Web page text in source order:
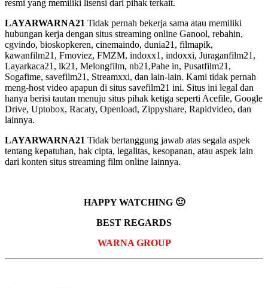
resmi yang memiliki lisensi dari pihak terkait.
LAYARWARNA21 Tidak pernah bekerja sama atau memiliki
hubungan kerja dengan situs streaming online Ganool, rebahin,
cgvindo, bioskopkeren, cinemaindo, dunia21, filmapik,
kawanfilm21, Fmoviez, FMZM, indoxx1, indoxxi, Juraganfilm21,
Layarkaca21, lk21, Melongfilm, nb21,Pahe in, Pusatfilm21,
Sogafime, savefilm21, Streamxxi, dan lain-lain. Kami tidak pernah
meng-host video apapun di situs savefilm21 ini. Situs ini legal dan
hanya berisi tautan menuju situs pihak ketiga seperti Acefile, Google
Drive, Uptobox, Racaty, Openload, Zippyshare, Rapidvideo, dan
lainnya.
LAYARWARNA21 Tidak bertanggung jawab atas segala aspek
tentang kepatuhan, hak cipta, legalitas, kesopanan, atau aspek lain
dari konten situs streaming film online lainnya.
HAPPY WATCHING 🙂
BEST REGARDS
WARNA GROUP